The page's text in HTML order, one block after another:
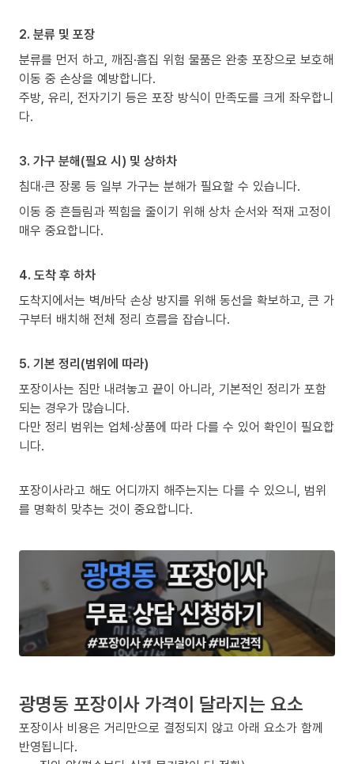
2. 분류 및 포장
분류를 먼저 하고, 깨짐·흠집 위험 물품은 완충 포장으로 보호해
이동 중 손상을 예방합니다.
주방, 유리, 전자기기 등은 포장 방식이 만족도를 크게 좌우합니
다.
3. 가구 분해(필요 시) 및 상하차
침대·큰 장롱 등 일부 가구는 분해가 필요할 수 있습니다.
이동 중 흔들림과 찍힘을 줄이기 위해 상차 순서와 적재 고정이
매우 중요합니다.
4. 도착 후 하차
도착지에서는 벽/바닥 손상 방지를 위해 동선을 확보하고, 큰 가
구부터 배치해 전체 정리 흐름을 잡습니다.
5. 기본 정리(범위에 따라)
포장이사는 짐만 내려놓고 끝이 아니라, 기본적인 정리가 포함
되는 경우가 많습니다.
다만 정리 범위는 업체·상품에 따라 다를 수 있어 확인이 필요합
니다.
포장이사라고 해도 어디까지 해주는지는 다를 수 있으니, 범위
를 명확히 맞추는 것이 중요합니다.
광명동 포장이사 가격이 달라지는 요소
포장이사 비용은 거리만으로 결정되지 않고 아래 요소가 함께
반영됩니다.